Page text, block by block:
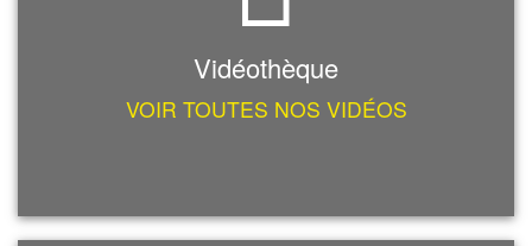
Vidéothèque
VOIR TOUTES NOS VIDÉOS